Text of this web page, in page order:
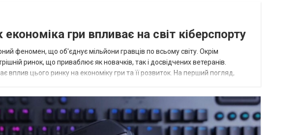
гри впливає на світ кіберспорту
феномен, що об'єднує мільйони гравців по всьому світу. Окрім
ринок, що приваблює як новачків, так і досвідчених ветеранів.
цього ринку на економіку гри та її розвиток. На перший погляд,